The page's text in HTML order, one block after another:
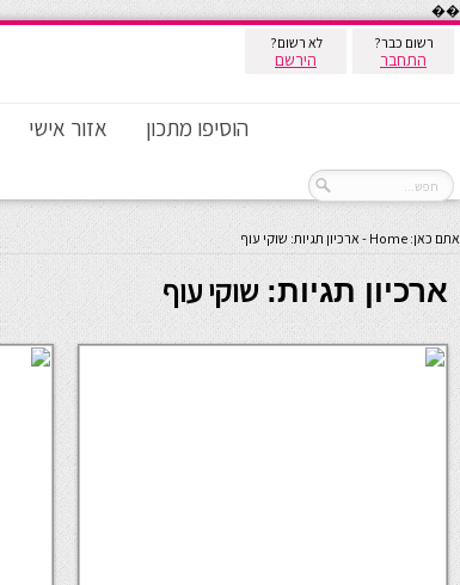
��
רשום כבר?
התחבר
לא רשום?
הירשם
הוסיפו מתכון אזור אישי
אתם כאן: Home
- ארכיון תגיות: שוקי עוף
ארכיון תגיות:שוקי עוף